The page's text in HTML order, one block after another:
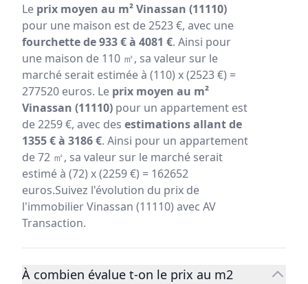
Le prix moyen au m² Vinassan (11110)
pour une maison est de 2523 €, avec une
fourchette de 933 € à 4081 €. Ainsi pour
une maison de 110 ㎡, sa valeur sur le
marché serait estimée à (110) x (2523 €) =
277520 euros. Le prix moyen au m²
Vinassan (11110) pour un appartement est
de 2259 €, avec des estimations allant de
1355 € à 3186 €. Ainsi pour un appartement
de 72 ㎡, sa valeur sur le marché serait
estimé à (72) x (2259 €) = 162652
euros.Suivez l'évolution du prix de
l'immobilier Vinassan (11110) avec AV
Transaction.
À combien évalue t-on le prix au m2